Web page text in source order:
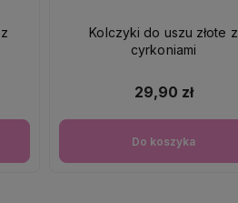
Kolczyki do uszu złote z
cyrkoniami
29,90 zł
Do koszyka